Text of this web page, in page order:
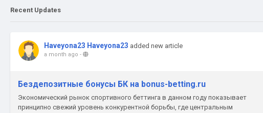
Recent Updates
Haveyona23 Haveyona23 added new article
a month ago -
Бездепозитные бонусы БК на bonus-betting.ru
Экономический рынок спортивного беттинга в данном году показывает
принципно свежий уровень конкурентной борьбы, где центральным